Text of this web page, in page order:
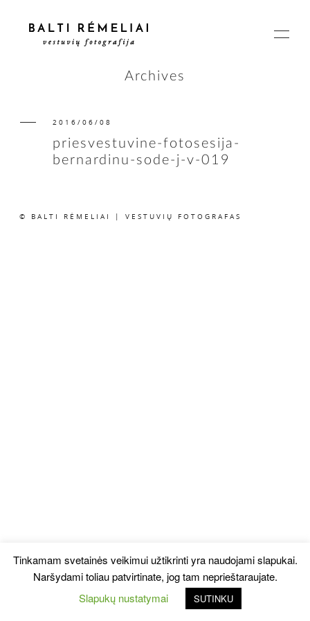
PAGRINDINIS
ISTORIJOS
Archives
2016/06/08
priesvestuvine-fotosesija-
bernardinu-sode-j-v-019
© BALTI RĖMELIAI | VESTUVIŲ FOTOGRAFAS
Tinkamam svetainės veikimui užtikrinti yra naudojami slapukai.
Naršydami toliau patvirtinate, jog tam neprieštaraujate.
Slapukų nustatymai
SUTINKU